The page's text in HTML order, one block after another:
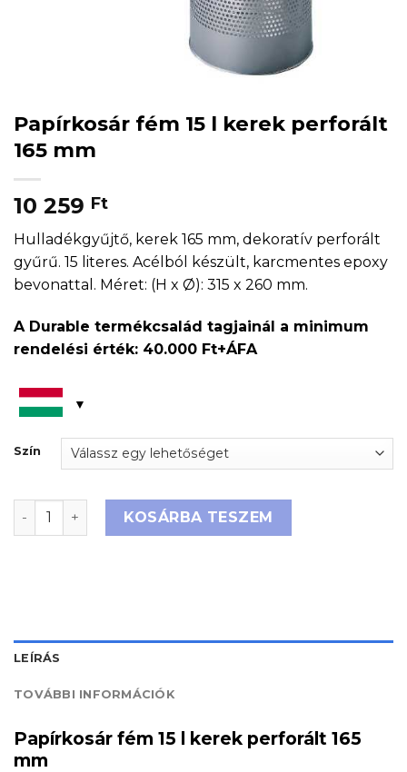
Papírkosár fém 15 l kerek perforált
165 mm
10 259 Ft
Hulladékgyűjtő, kerek 165 mm, dekoratív perforált
gyűrű. 15 literes. Acélból készült, karcmentes epoxy
bevonattal. Méret: (H x Ø): 315 x 260 mm.
A Durable termékcsalád tagjainál a minimum
rendelési érték: 40.000 Ft+ÁFA
Szín
Papírkosár fém 15 l kerek perforált 165 mm mennyiség
KOSÁRBA TESZEM
LEÍRÁS
TOVÁBBI INFORMÁCIÓK
Papírkosár fém 15 l kerek perforált 165
mm